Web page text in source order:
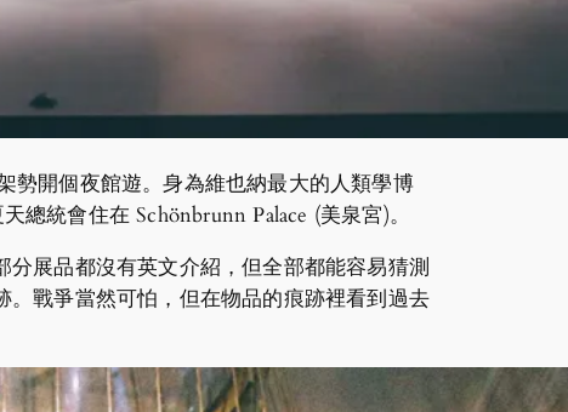
勢開個夜館遊。身為維也納最大的人類學博
統會住在 Schönbrunn Palace (美泉宮)。
展品都沒有英文介紹，但全部都能容易猜測
戰爭當然可怕，但在物品的痕跡裡看到過去